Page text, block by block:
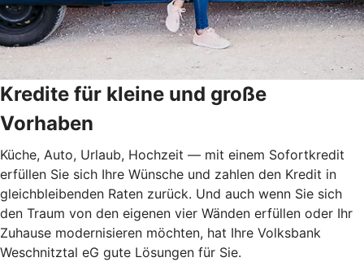
Kredite für kleine und große
Vorhaben
Küche, Auto, Urlaub, Hochzeit — mit einem Sofortkredit
erfüllen Sie sich Ihre Wünsche und zahlen den Kredit in
gleichbleibenden Raten zurück. Und auch wenn Sie sich
den Traum von den eigenen vier Wänden erfüllen oder Ihr
Zuhause modernisieren möchten, hat Ihre Volksbank
Weschnitztal eG gute Lösungen für Sie.